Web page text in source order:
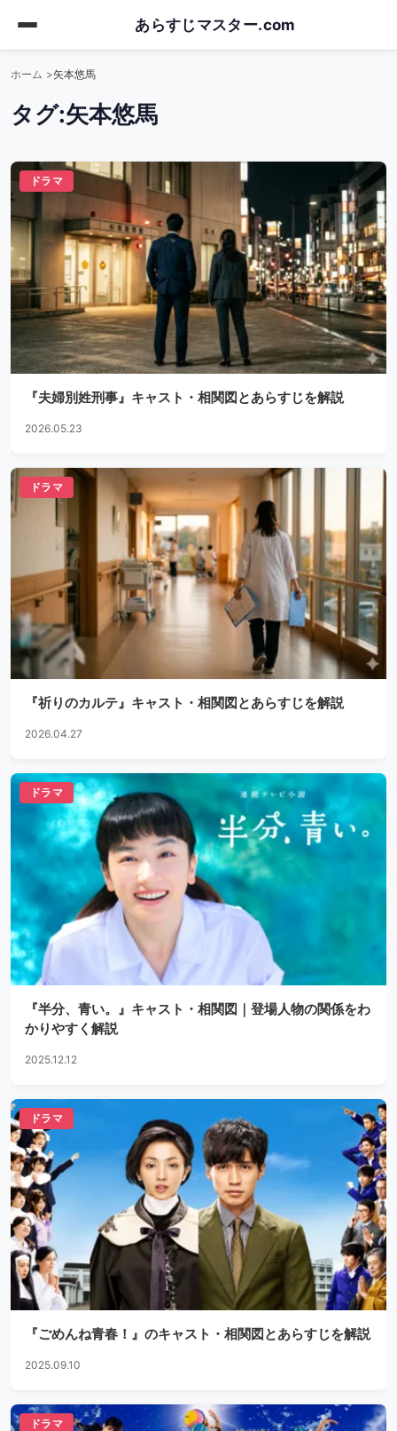
あらすじマスター.com
ホーム 矢本悠馬
タグ:矢本悠馬
ドラマ
『夫婦別姓刑事』キャスト・相関図とあらすじを解説
2026.05.23
ドラマ
『祈りのカルテ』キャスト・相関図とあらすじを解説
2026.04.27
ドラマ
『半分、青い。』キャスト・相関図｜登場人物の関係をわ
かりやすく解説
2025.12.12
ドラマ
『ごめんね青春！』のキャスト・相関図とあらすじを解説
2025.09.10
ドラマ